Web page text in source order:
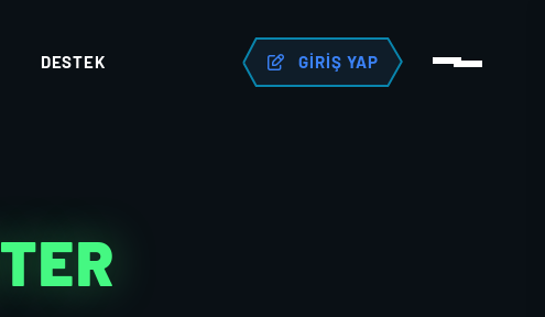
DESTEK GIRIŞ YAP